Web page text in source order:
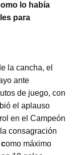
lo había
para
la cancha, el
ante
de juego, con
el aplauso
en el Campeón
consagración
omo máximo